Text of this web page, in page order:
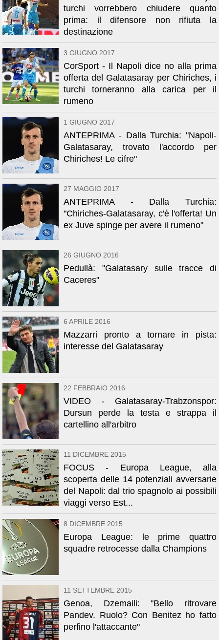
turchi vorrebbero chiudere quanto
prima: il difensore non rifiuta la
destinazione
3 GIUGNO 2017
CorSport - Il Napoli dice no alla prima
offerta del Galatasaray per Chiriches, i
turchi torneranno alla carica per il
rumeno
1 GIUGNO 2017
ANTEPRIMA - Dalla Turchia: "Napoli-
Galatasaray, trovato l'accordo per
Chiriches! Le cifre"
27 MAGGIO 2017
ANTEPRIMA - Dalla Turchia:
"Chiriches-Galatasaray, c'è l'offerta! Un
ex Juve spinge per avere il rumeno"
26 GIUGNO 2016
Pedullà: "Galatasary sulle tracce di
Caceres"
6 APRILE 2016
Mazzarri pronto a tornare in pista:
interesse del Galatasaray
22 FEBBRAIO 2016
VIDEO - Galatasaray-Trabzonspor:
Dursun perde la testa e strappa il
cartellino all'arbitro
11 DICEMBRE 2015
FOCUS - Europa League, alla
scoperta delle 14 potenziali avversarie
del Napoli: dal trio spagnolo ai possibili
viaggi verso Est...
8 DICEMBRE 2015
Europa League: le prime quattro
squadre retrocesse dalla Champions
11 SETTEMBRE 2015
Genoa, Dzemaili: "Bello ritrovare
Pandev. Ruolo? Con Benitez ho fatto
perfino l'attaccante"